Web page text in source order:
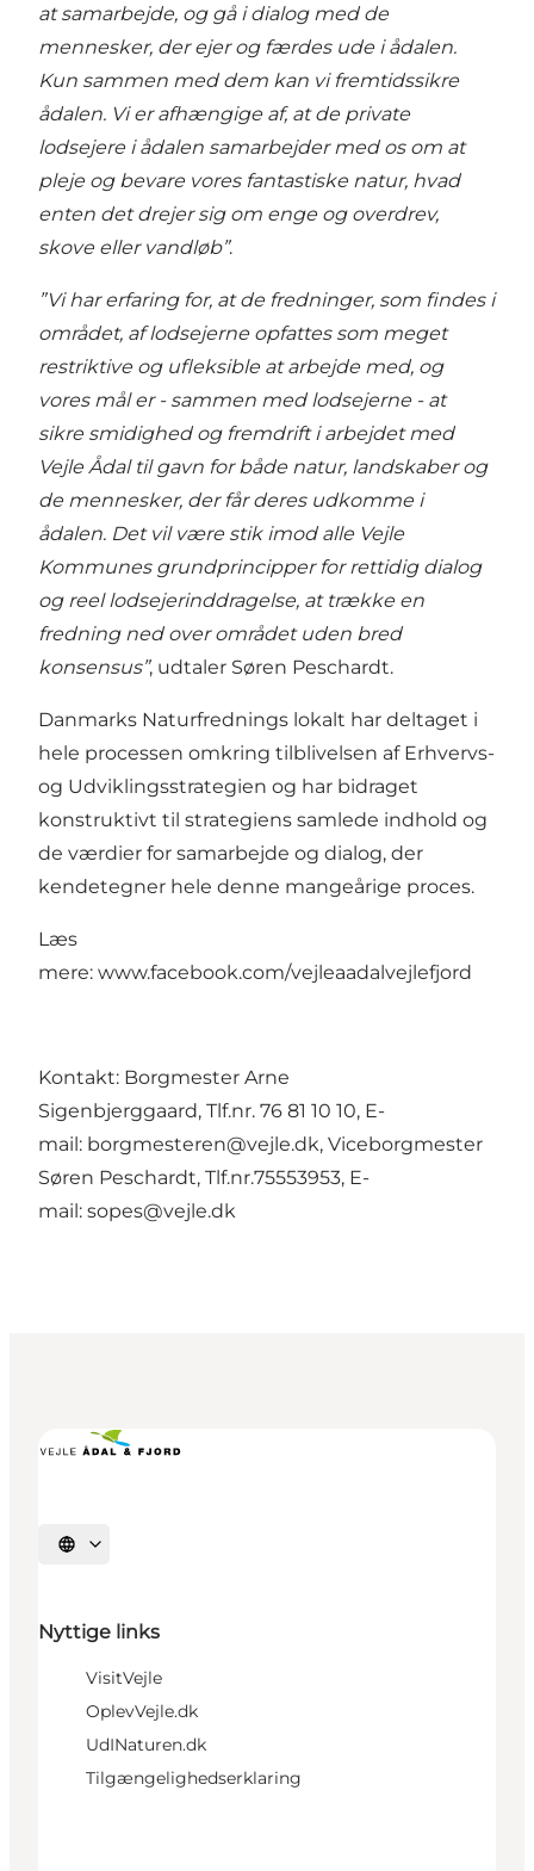
at samarbejde, og gå i dialog med de
mennesker, der ejer og færdes ude i ådalen.
Kun sammen med dem kan vi fremtidssikre
ådalen. Vi er afhængige af, at de private
lodsejere i ådalen samarbejder med os om at
pleje og bevare vores fantastiske natur, hvad
enten det drejer sig om enge og overdrev,
skove eller vandløb”.
”Vi har erfaring for, at de fredninger, som findes i
området, af lodsejerne opfattes som meget
restriktive og ufleksible at arbejde med, og
vores mål er - sammen med lodsejerne - at
sikre smidighed og fremdrift i arbejdet med
Vejle Ådal til gavn for både natur, landskaber og
de mennesker, der får deres udkomme i
ådalen. Det vil være stik imod alle Vejle
Kommunes grundprincipper for rettidig dialog
og reel lodsejerinddragelse, at trække en
fredning ned over området uden bred
konsensus”, udtaler Søren Peschardt.
Danmarks Naturfrednings lokalt har deltaget i
hele processen omkring tilblivelsen af Erhvervs-
og Udviklingsstrategien og har bidraget
konstruktivt til strategiens samlede indhold og
de værdier for samarbejde og dialog, der
kendetegner hele denne mangeårige proces.
Læs
mere: www.facebook.com/vejleaadalvejlefjord
Kontakt: Borgmester Arne
Sigenbjerggaard, Tlf.nr. 76 81 10 10, E-
mail: borgmesteren@vejle.dk, Viceborgmester
Søren Peschardt, Tlf.nr.75553953, E-
mail: sopes@vejle.dk
Vælg sprog
Nyttige links
VisitVejle
OplevVejle.dk
UdINaturen.dk
Tilgængelighedserklaring